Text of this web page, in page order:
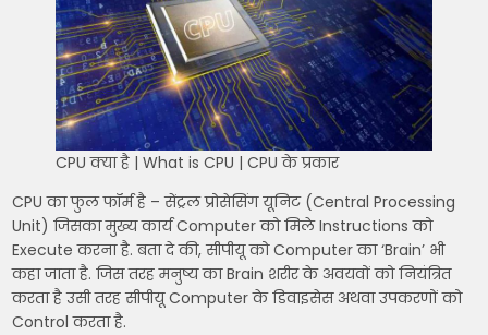
CPU क्या है | What is CPU | CPU के प्रकार
CPU का फुल फॉर्म है – सेंट्रल प्रोसेसिंग यूनिट (Central Processing
Unit) जिसका मुख्य कार्य Computer को मिले Instructions को
Execute करना है. बता दे की, सीपीयू को Computer का ‘Brain’ भी
कहा जाता है. जिस तरह मनुष्य का Brain शरीर के अवयवों को नियंत्रित
करता है उसी तरह सीपीयू Computer के डिवाइसेस अथवा उपकरणों को
Control करता है.